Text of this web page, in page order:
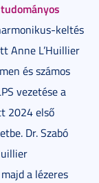
keltés
Anne L’Huillier
és számos
vezetése a
2024 első
Dr. Szabó
a lézeres